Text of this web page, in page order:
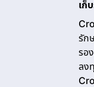
เก็
รัก
รอ
ลง